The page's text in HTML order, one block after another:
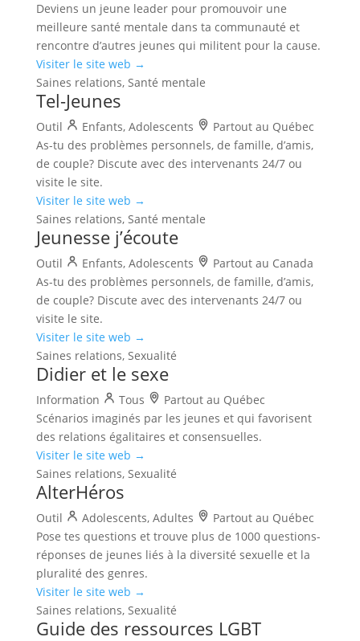
Deviens un jeune leader pour promouvoir une
meilleure santé mentale dans ta communauté et
rencontre d’autres jeunes qui militent pour la cause.
Visiter le site web →
Saines relations, Santé mentale
Tel-Jeunes
Outil Enfants, Adolescents
Partout au Québec
As-tu des problèmes personnels, de famille, d’amis,
de couple? Discute avec des intervenants 24/7 ou
visite le site.
Visiter le site web →
Saines relations, Santé mentale
Jeunesse j’écoute
Outil Enfants, Adolescents
Partout au Canada
As-tu des problèmes personnels, de famille, d’amis,
de couple? Discute avec des intervenants 24/7 ou
visite le site.
Visiter le site web →
Saines relations, Sexualité
Didier et le sexe
Information Tous
Partout au Québec
Scénarios imaginés par les jeunes et qui favorisent
des relations égalitaires et consensuelles.
Visiter le site web →
Saines relations, Sexualité
AlterHéros
Outil Adolescents, Adultes
Partout au Québec
Pose tes questions et trouve plus de 1000 questions-
réponses de jeunes liés à la diversité sexuelle et la
pluralité des genres.
Visiter le site web →
Saines relations, Sexualité
Guide des ressources LGBT